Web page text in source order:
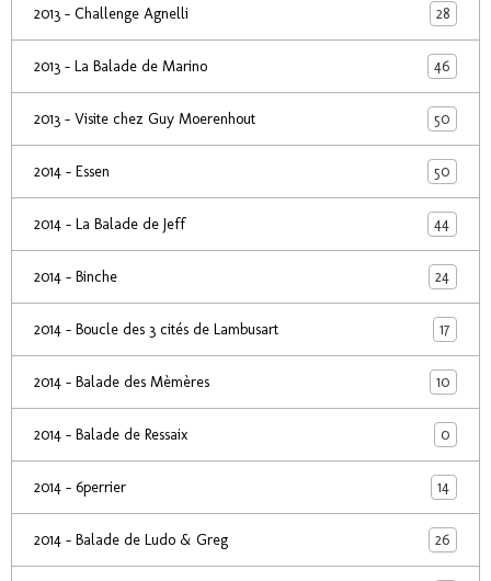
2013 - Challenge Agnelli 28
2013 - La Balade de Marino 46
2013 - Visite chez Guy Moerenhout 50
2014 - Essen 50
2014 - La Balade de Jeff 44
2014 - Binche 24
2014 - Boucle des 3 cités de Lambusart 17
2014 - Balade des Mèmères 10
2014 - Balade de Ressaix 0
2014 - 6perrier 14
2014 - Balade de Ludo & Greg 26